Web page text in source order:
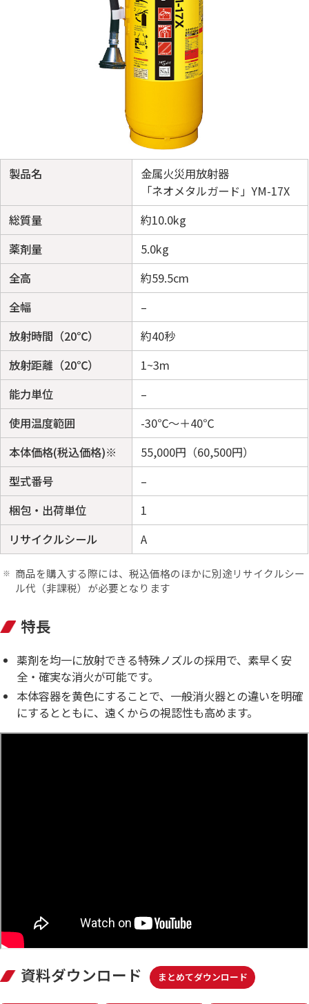
製品名
金属火災用放射器
「ネオメタルガード」YM-17X
総質量
約10.0kg
薬剤量
5.0kg
全高
約59.5cm
全幅
–
放射時間（20℃）
約40秒
放射距離（20℃）
1~3m
能力単位
–
使用温度範囲
-30℃～＋40℃
本体価格(税込価格)※
55,000円（60,500円）
型式番号
–
梱包・出荷単位
1
リサイクルシール
A
商品を購入する際には、税込価格のほかに別途リサイクルシー
ル代（非課税）が必要となります
特長
薬剤を均一に放射できる特殊ノズルの採用で、素早く安
全・確実な消火が可能です。
本体容器を黄色にすることで、一般消火器との違いを明確
にするとともに、遠くからの視認性も高めます。
資料ダウンロード まとめてダウンロード